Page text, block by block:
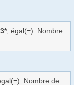
, égal(=): Nombre
Nombre de